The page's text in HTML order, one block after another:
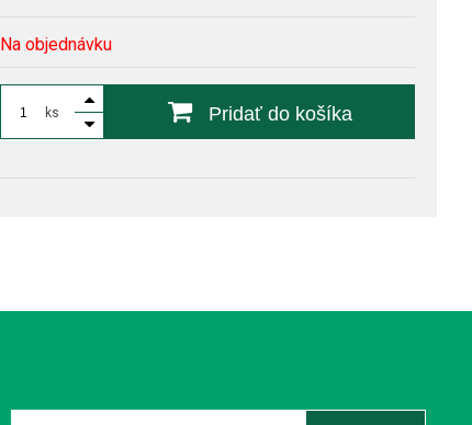
Na objednávku
ks Pridať do košíka